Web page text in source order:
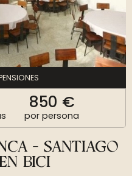
850 €
por persona
- SANTIAGO
BICI